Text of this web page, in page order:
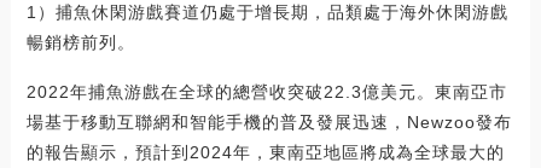
1）捕魚休閑游戲賽道仍處于增長期，品類處于海外休閑游戲
暢銷榜前列。
2022年捕魚游戲在全球的總營收突破22.3億美元。東南亞市
場基于移動互聯網和智能手機的普及發展迅速，Newzoo發布
的報告顯示，預計到2024年，東南亞地區將成為全球最大的